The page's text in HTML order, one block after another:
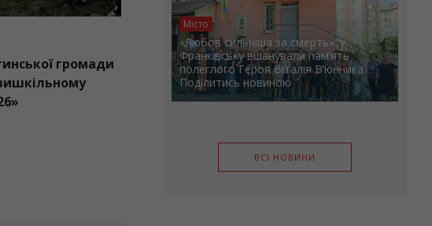
Пластуни Бурштинської громади
взяли участь у вишкільному
таборі «Гарт-2026»
Місто
«Любов сильніша за смерть»: у
Франківську вшанували пам’ять
полеглого Героя Віталія В’юнника
Поділитись новиною
ВСІ НОВИНИ